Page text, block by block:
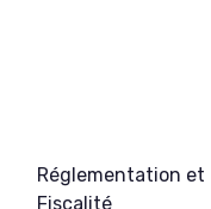
Réglementation et
Fiscalité